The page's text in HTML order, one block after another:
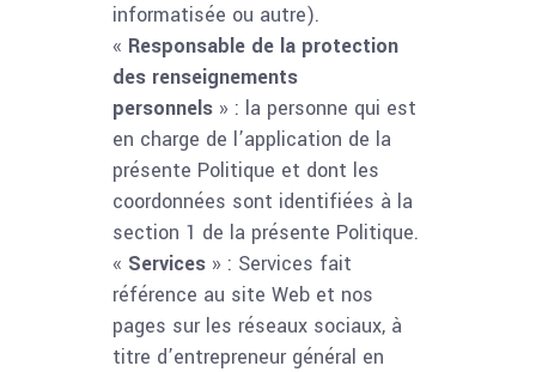
informatisée ou autre).
« Responsable de la protection
des renseignements
personnels » : la personne qui est
en charge de l’application de la
présente Politique et dont les
coordonnées sont identifiées à la
section 1 de la présente Politique.
« Services » : Services fait
référence au site Web et nos
pages sur les réseaux sociaux, à
titre d’entrepreneur général en